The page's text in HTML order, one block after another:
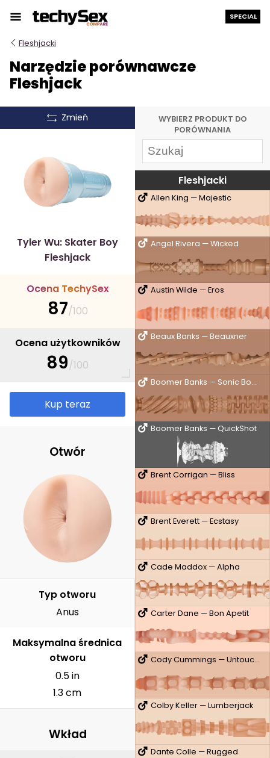
do
treści
SPECIAL
Fleshjacki
Narzędzie porównawcze
Fleshjack
WYBIERZ PRODUKT DO
PORÓWNANIA
Fleshjacki
Allen King — Majestic
Angel Rivera — Wicked
Austin Wilde — Eros
Beaux Banks — Beauxner
Boomer Banks — Sonic Boom
Boomer Banks — QuickShot
Brent Corrigan — Bliss
Brent Everett — Ecstasy
Cade Maddox — Alpha
Carter Dane — Bon Apetit
Cody Cummings — Untouched
Colby Keller — Lumberjack
Dante Colle — Rugged
Zmień
Tyler Wu: Skater Boy
Fleshjack
Ocena TechySex
87/100
Ocena użytkowników
89/100
Kup teraz
Otwór
Typ otworu
Anus
Maksymalna średnica
otworu
0.5 in
1.3 cm
Wkład